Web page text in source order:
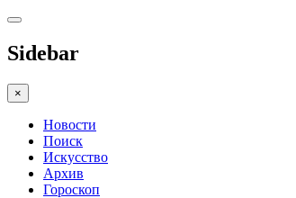
Sidebar
×
Новости
Поиск
Искусство
Архив
Гороскоп